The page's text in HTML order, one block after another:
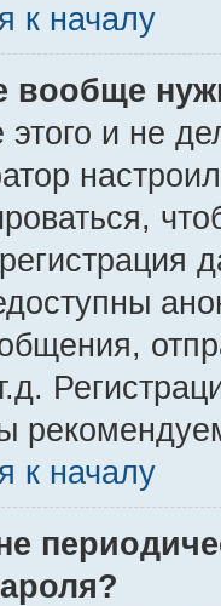
к началу
вообще
и не
к началу